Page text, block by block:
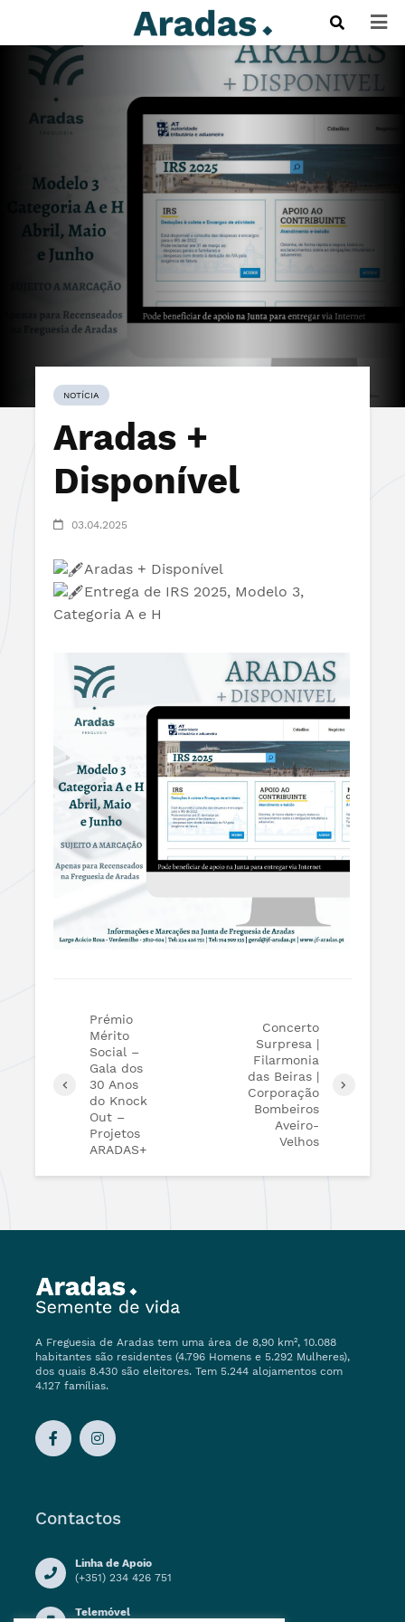
NOTÍCIA
Aradas +
Disponível
03.04.2025
Aradas + Disponível
Entrega de IRS 2025, Modelo 3,
Categoria A e H
Prémio
Mérito
Social –
Gala dos
30 Anos
do Knock
Out –
Projetos
ARADAS+
Concerto
Surpresa |
Filarmonia
das Beiras |
Corporação
Bombeiros
Aveiro-
Velhos
A Freguesia de Aradas tem uma área de 8,90 km², 10.088
habitantes são residentes (4.796 Homens e 5.292 Mulheres),
dos quais 8.430 são eleitores. Tem 5.244 alojamentos com
4.127 famílias.
Contactos
Linha de Apoio
(+351) 234 426 751
Telemóvel